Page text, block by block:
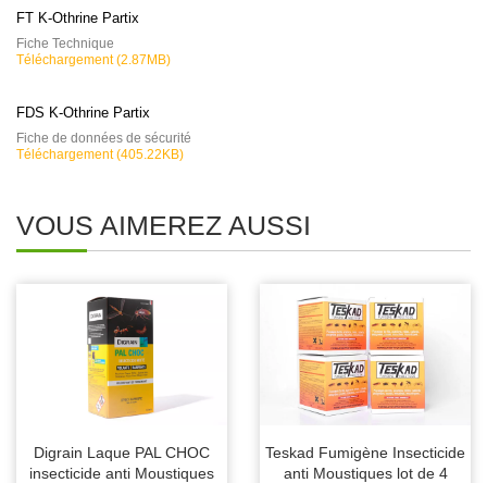
FT K-Othrine Partix
Fiche Technique
Téléchargement (2.87MB)
FDS K-Othrine Partix
Fiche de données de sécurité
Téléchargement (405.22KB)
VOUS AIMEREZ AUSSI
Digrain Laque PAL CHOC
insecticide anti Moustiques
Teskad Fumigène Insecticide
anti Moustiques lot de 4